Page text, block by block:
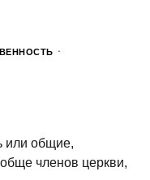
или общие,
членов церкви,